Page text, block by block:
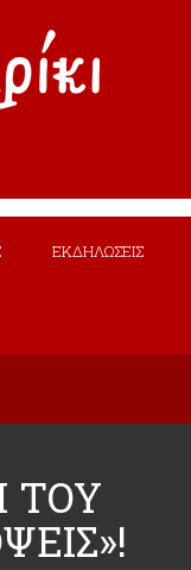
ΕΚΔΗΛΩΣΕΙΣ
ΤΟΥ